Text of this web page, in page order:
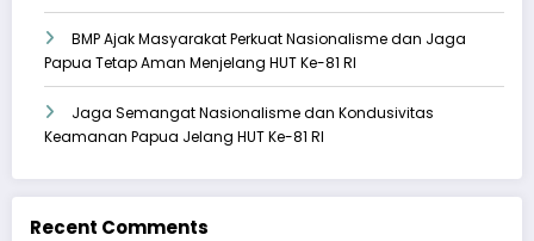
BMP Ajak Masyarakat Perkuat Nasionalisme dan Jaga
Papua Tetap Aman Menjelang HUT Ke-81 RI
Jaga Semangat Nasionalisme dan Kondusivitas
Keamanan Papua Jelang HUT Ke-81 RI
Recent Comments